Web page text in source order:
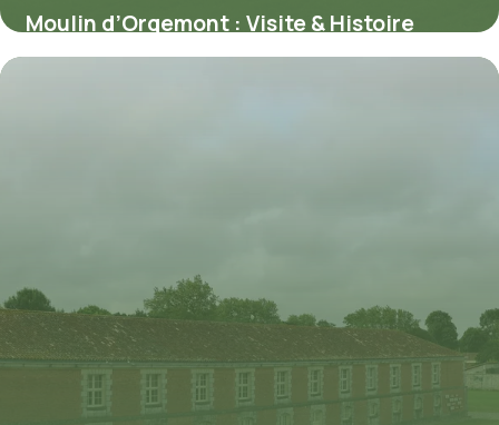
Moulin d’Orgemont : Visite & Histoire
Complète